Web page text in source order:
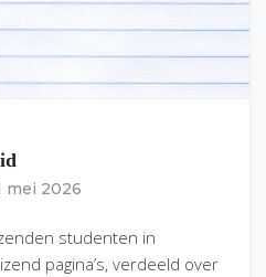
mei 2026
studenten in
pagina’s, verdeeld over